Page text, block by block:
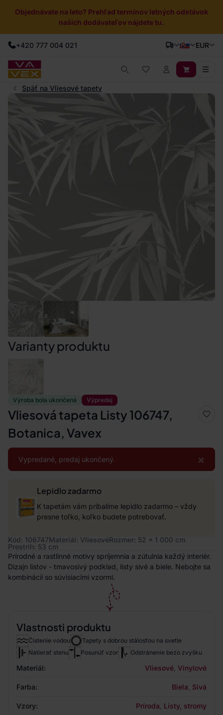
Objednávate na leto? Prehľad termínov letných odstávok
našich dodávateľov nájdete tu.
+420 777 004 021 EUR
Späť na Vliesové tapety
Výroba bola ukončená Výpredaj
Vliesová tapeta Listy 106747,
Botanica, Vavex
×
Vypredané, predaj ukončený.
Lepidlo zadarmo
K tapetám vám pribalíme lepidlo zadarmo – vždy
presne toľko, koľko budete potrebovať.
Kód: 106747Materiál: VliesovéRozmer: 52 x 1 000 cm
Prestrih: 53 cm
Prírodné a rastlinné motívy spríjemnia a zútulnia každý interiér.
Dizajn listov - tmavosivý podklad, listy sivé a biele. Nebojte sa
kombinácií so súvisiacimi vzormi.
Varianty produktu
Vlastnosti produktu
Čistenie vodou
Tapety s dobrou stálosťou na svetle
Natierať stenu
Posunúť vzor Odstránenie bezo zvyšku
Materiál: Vliesové Vinylové
Farba: Biela Sivá
Vzory: Príroda Listy, stromy